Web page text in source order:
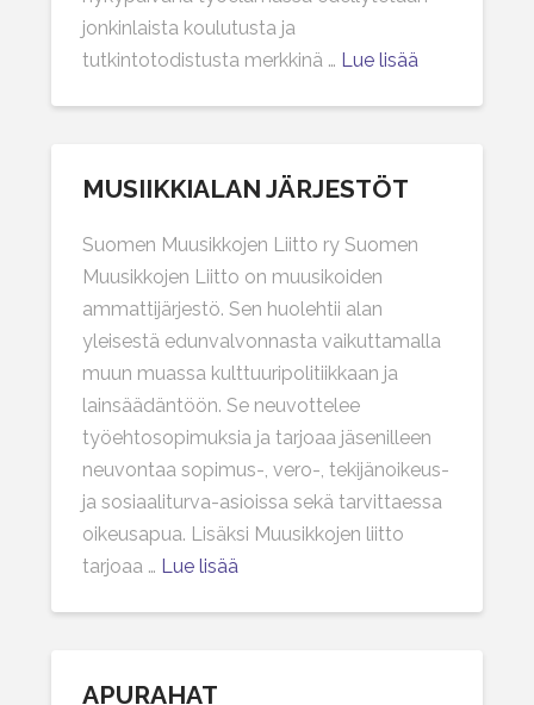
jonkinlaista koulutusta ja
tutkintotodistusta merkkinä … Lue lisää
MUSIIKKIALAN JÄRJESTÖT
Suomen Muusikkojen Liitto ry Suomen
Muusikkojen Liitto on muusikoiden
ammattijärjestö. Sen huolehtii alan
yleisestä edunvalvonnasta vaikuttamalla
muun muassa kulttuuripolitiikkaan ja
lainsäädäntöön. Se neuvottelee
työehtosopimuksia ja tarjoaa jäsenilleen
neuvontaa sopimus-, vero-, tekijänoikeus-
ja sosiaaliturva-asioissa sekä tarvittaessa
oikeusapua. Lisäksi Muusikkojen liitto
tarjoaa … Lue lisää
APURAHAT